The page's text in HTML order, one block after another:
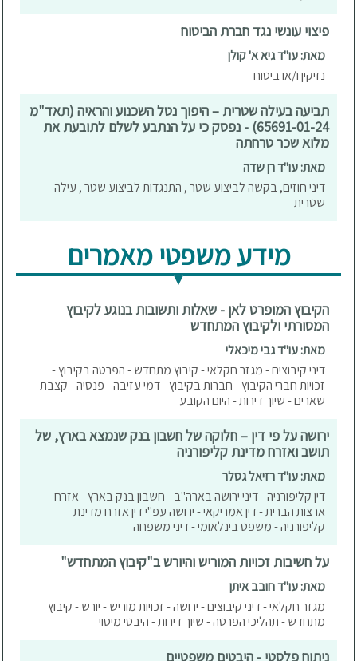
פיצוי עונשי נגד חברת הביטוח
מאת: עו"ד גיא א' קולן
נזיקין ו/או ביטוח
תביעה בעילה שטרית – היפוך נטל השכנוע והראיה (תאד"מ
65691-01-24) - נפסק כי על הנתבע לשלם לתובעת את
מלוא שכר טרחתה
מאת: עו"ד רן שדה
דיני חוזים, בקשה לביצוע שטר , התנגדות לביצוע שטר , עילה
שטרית
מידע משפטי מאמרים
הקיבוץ המופרט לאן - שאלות ותשובות בנוגע לקיבוץ
המסורתי ולקיבוץ המתחדש
מאת: עו"ד גבי מיכאלי
דיני קיבוצים - מגזר חקלאי - קיבוץ מתחדש - הפרטה בקיבוץ -
זכויות חברי הקיבוץ - חברות בקיבוץ - דמי עזיבה - פנסיה - קצבת
שארים - שיוך דירות - היום הקובע
ירושה על פי דין – חלוקה של חשבון בנק שנמצא בארץ, של
תושב ואזרח מדינת קליפורניה
מאת: עו"ד רזיאל גסלר
דין קליפורניה - דיני ירושה בארה"ב - חשבון בנק בארץ - אזרח
ארצות הברית - דין אמריקאי - ירושה עפ"י דין אזרח מדינת
קליפורניה - משפט בינלאומי - דיני משפחה
על חשיבות זכויות המוריש והיורש ב"קיבוץ המתחדש"
מאת: עו"ד חובב איתן
מגזר חקלאי - דיני קיבוצים - ירושה - זכויות מוריש - יורש - קיבוץ
מתחדש - תהליכי הפרטה - שיוך דירות - היבטי מיסוי
ניתוח פלסטי - היבטים משפטיים